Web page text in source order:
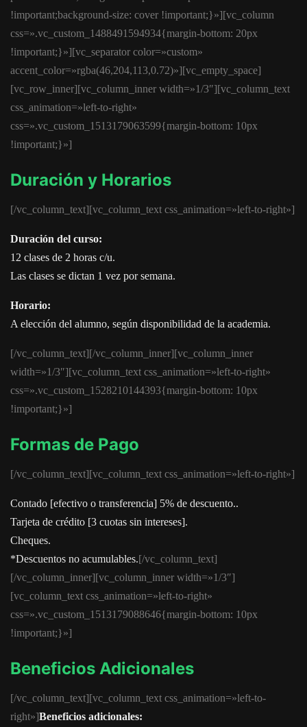
!important;background-size: cover !important;}»][vc_column
css=».vc_custom_1488491594934{margin-bottom: 20px
!important;}»][vc_separator color=»custom»
accent_color=»rgba(46,204,113,0.72)»][vc_empty_space]
[vc_row_inner][vc_column_inner width=»1/3″][vc_column_text
css_animation=»left-to-right»
css=».vc_custom_1513179063599{margin-bottom: 10px
!important;}»]
Duración y Horarios
[/vc_column_text][vc_column_text css_animation=»left-to-right»]
Duración del curso:
12 clases de 2 horas c/u.
Las clases se dictan 1 vez por semana.
Horario:
A elección del alumno, según disponibilidad de la academia.
[/vc_column_text][/vc_column_inner][vc_column_inner
width=»1/3″][vc_column_text css_animation=»left-to-right»
css=».vc_custom_1528210144393{margin-bottom: 10px
!important;}»]
Formas de Pago
[/vc_column_text][vc_column_text css_animation=»left-to-right»]
Contado [efectivo o transferencia] 5% de descuento..
Tarjeta de crédito [3 cuotas sin intereses].
Cheques.
*Descuentos no acumulables.[/vc_column_text]
[/vc_column_inner][vc_column_inner width=»1/3″]
[vc_column_text css_animation=»left-to-right»
css=».vc_custom_1513179088646{margin-bottom: 10px
!important;}»]
Beneficios Adicionales
[/vc_column_text][vc_column_text css_animation=»left-to-
right»]Beneficios adicionales: